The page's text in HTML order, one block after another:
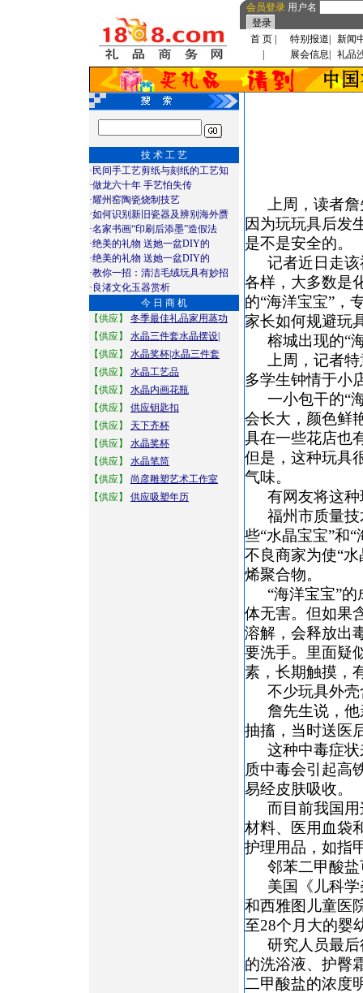
会员登录 用户名
首 页 特别报道
新闻
展会信息 礼品
技 术 工 艺
· 民间手工艺剪纸与刻纸的工艺知
·做龙六十年 手艺怕失传
·耀州窑陶瓷烧制技艺
·如何识别新旧瓷器及辨别海外赝
·名家书画“印刷后添墨”造假法
·绝美的礼物 送她一盆DIY的
·绝美的礼物 送她一盆DIY的
·教你一招：清洁毛绒玩具有妙招
· 良渚文化玉器赏析
今 日 商 机
【供应】
冬季最佳礼品家用蒸功
【供应】
水晶三件套水晶摆设|
【供应】
水晶奖杯|水晶三件套
【供应】
水晶工艺品
【供应】
水晶内画花瓶
【供应】
供应钥匙扣
【供应】
天下齐杯
【供应】
水晶奖杯
【供应】
水晶笔筒
【供应】
尚彦雕塑艺术工作室
【供应】
供应吸塑年历
上周，读者
因为玩玩具后发
是不是安全的。
记者近日走
各样，大多数是
的“海洋宝宝”，
家长如何规避玩
榕城出现的“
上周，记者
多学生钟情于小
一小包干的“
会长大，颜色鲜
具在一些花店也
但是，这种玩具
气味。
有网友将这
福州市质量
些“水晶宝宝”和
不良商家为使“
烯聚合物。
“海洋宝宝”
体无害。但如果
溶解，会释放出
要洗手。里面疑
素，长期触摸，
不少玩具外
詹先生说，
抽搐，当时送医
这种中毒症
质中毒会引起高
易经皮肤吸收。
而目前我国
材料、医用血袋
护理用品，如指
邻苯二甲酸
美国《儿科
和西雅图儿童医
至28个月大的婴
研究人员最
的洗浴液、护臀
二甲酸盐的浓度